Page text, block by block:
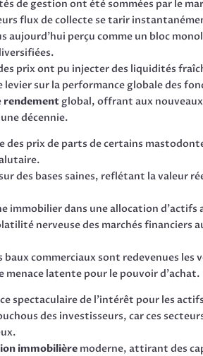
de gestion ont été sommées par le
flux de collecte se tarir
aujourd’hui perçu comme un bloc
prix ont pu injecter des liquidités
sur la performance globale des
rendement global, offrant aux
décennie.
prix de parts de certains
des bases saines, reflétant la valeur
dans une allocation d’actifs
nerveuse des marchés financiers
commerciaux sont redevenues les
latente pour le pouvoir d’achat.
spectaculaire de l’intérêt pour les
des investisseurs, car ces
immobilière moderne, attirant des